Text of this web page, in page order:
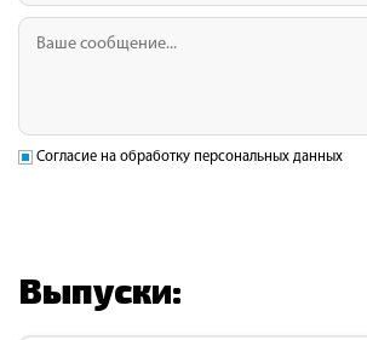
Согласие на обработку персональных данных
Выпуски: